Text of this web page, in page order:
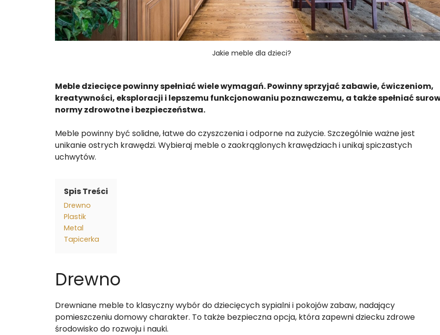
Jakie meble dla dzieci?
Meble dziecięce powinny spełniać wiele wymagań. Powinny sprzyjać zabawie, ćwiczeniom,
kreatywności, eksploracji i lepszemu funkcjonowaniu poznawczemu, a także spełniać
normy zdrowotne i bezpieczeństwa.
Meble powinny być solidne, łatwe do czyszczenia i odporne na zużycie. Szczególnie ważne jest
unikanie ostrych krawędzi. Wybieraj meble o zaokrąglonych krawędziach i unikaj spiczastych
uchwytów.
Spis Treści
Drewno
Plastik
Metal
Tapicerka
Drewno
Drewniane meble to klasyczny wybór do dziecięcych sypialni i pokojów zabaw, nadający
pomieszczeniu domowy charakter. To także bezpieczna opcja, która zapewni dziecku zdrowe
środowisko do rozwoju i nauki.